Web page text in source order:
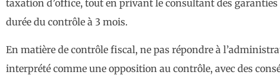
taxation d’office, tout en privant le consultant des
durée du contrôle à 3 mois.
En matière de contrôle fiscal, ne pas répondre à
interprété comme une opposition au contrôle, avec des